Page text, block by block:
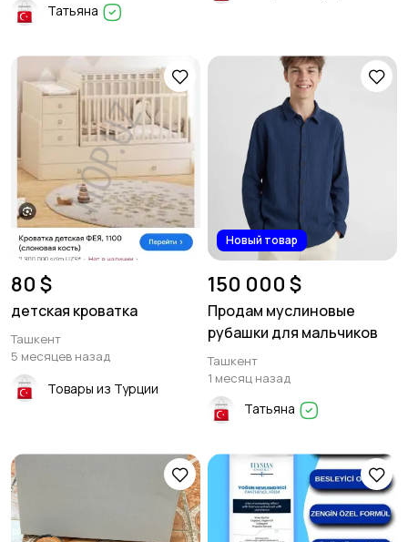
Татьяна
80 $
детская кроватка
Ташкент
5 месяцев назад
Товары из Турции
Новый товар
150 000 $
Продам муслиновые
рубашки для мальчиков
Ташкент
1 месяц назад
Татьяна